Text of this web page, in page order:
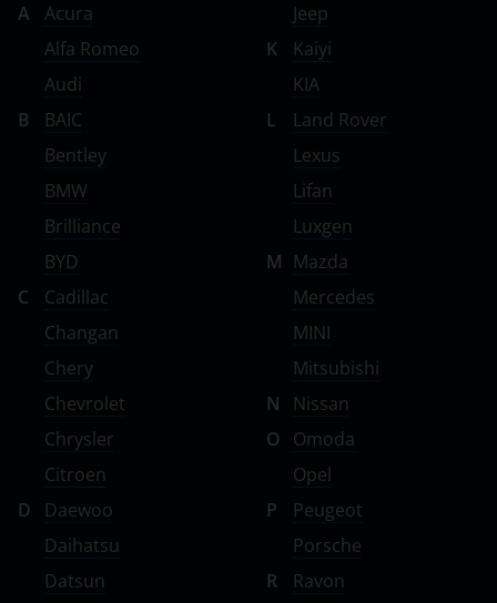
A
Acura
Alfa Romeo
Audi
B
BAIC
Bentley
BMW
Brilliance
BYD
C
Cadillac
Changan
Chery
Chevrolet
Chrysler
Citroen
D
Daewoo
Daihatsu
Datsun
Jeep
K
Kaiyi
KIA
L
Land Rover
Lexus
Lifan
Luxgen
M Mazda
Mercedes
MINI
Mitsubishi
N
Nissan
O
Omoda
Opel
P
Peugeot
Porsche
R
Ravon